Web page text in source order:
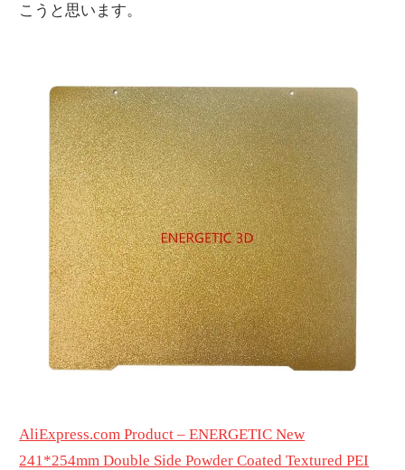
こうと思います。
AliExpress.com Product – ENERGETIC New
241*254mm Double Side Powder Coated Textured PEI